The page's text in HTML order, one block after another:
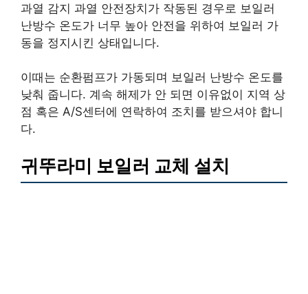
과열 감지 과열 안전장치가 작동된 경우로 보일러
난방수 온도가 너무 높아 안전을 위하여 보일러 가
동을 정지시킨 상태입니다.
이때는 순환펌프가 가동되며 보일러 난방수 온도를
낮춰 줍니다. 계속 해제가 안 되면 이유없이 지역 상
점 혹은 A/S센터에 연락하여 조치를 받으셔야 합니
다.
귀뚜라미 보일러 교체 설치